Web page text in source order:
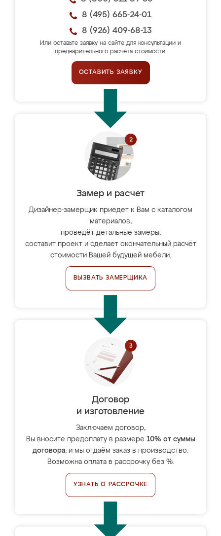
8 (495) 665-24-01
8 (926) 409-68-13
Или оставьте заявку на сайте для консультации и
предварительного расчёта стоимости.
ОСТАВИТЬ ЗАЯВКУ
Замер и расчет
Дизайнер-замерщик приедет к Вам с каталогом
материалов,
проведёт детальные замеры,
составит проект и сделает окончательный расчёт
стоимости Вашей будущей мебели.
ВЫЗВАТЬ ЗАМЕРЩИКА
Договор
и изготовление
Заключаем договор,
Вы вносите предоплату в размере 10% от суммы
договора, и мы отдаём заказ в производство.
Возможна оплата в рассрочку без %.
УЗНАТЬ О РАССРОЧКЕ